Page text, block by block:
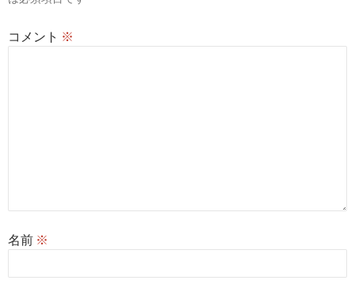
コメント ※
名前 ※